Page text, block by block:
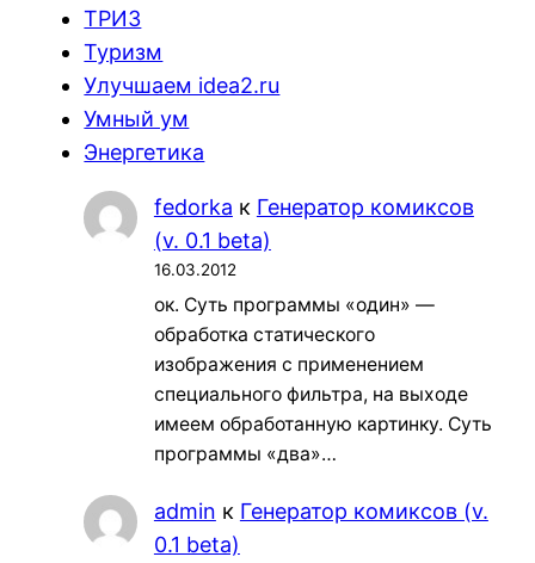
ТРИЗ
Туризм
Улучшаем idea2.ru
Умный ум
Энергетика
fedorka к Генератор комиксов
(v. 0.1 beta)
16.03.2012
ок. Суть программы «один» —
обработка статического
изображения с применением
специального фильтра, на выходе
имеем обработанную картинку. Суть
программы «два»…
admin к Генератор комиксов (v.
0.1 beta)